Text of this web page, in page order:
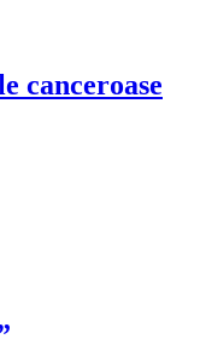
canceroase